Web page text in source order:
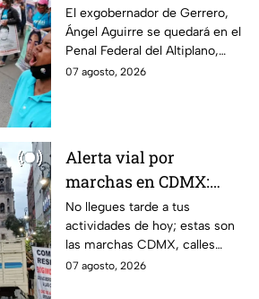
de destruir
información del caso
Ayotzinapa
El exgobernador de Gerrero,
Ángel Aguirre se quedará en el
Penal Federal del Altiplano,
luego de que fue detenido ayer
07 agosto, 2026
Alerta vial por
marchas en CDMX:
Manifestantes retiran
bloqueo en Canela y Eje
3 Sur, colonia Granjas
México
No llegues tarde a tus
actividades de hoy; estas son
las marchas CDMX, calles
cerradas y bloqueos que
07 agosto, 2026